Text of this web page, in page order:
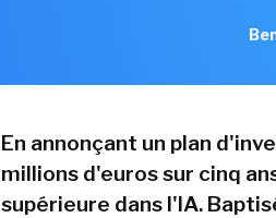
En annonçant un plan
millions d'euros sur cinq
supérieure dans l'IA.